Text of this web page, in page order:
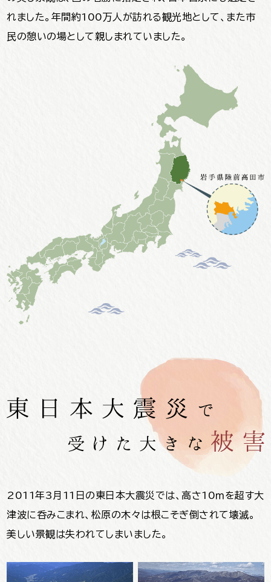
れました。年間約100万人が訪れる観光地として、また市
民の憩いの場として親しまれていました。
2011年3月11日の東日本大震災では、高さ10ｍを超す大
津波に呑みこまれ、松原の木々は根こそぎ倒されて壊滅。
美しい景観は失われてしまいました。